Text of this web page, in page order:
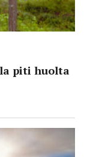
piti huolta